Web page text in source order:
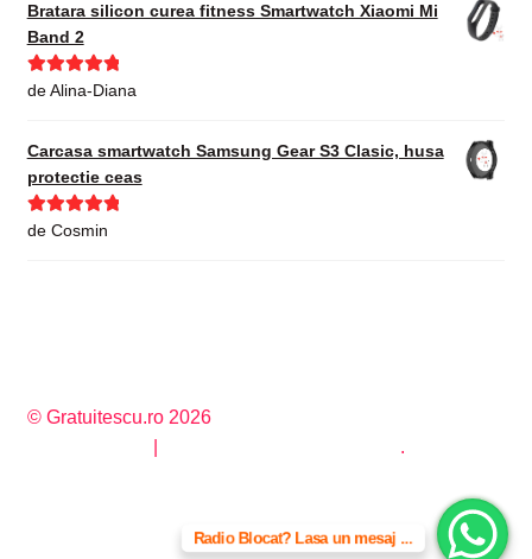
Bratara silicon curea fitness Smartwatch Xiaomi Mi
Band 2
Evaluat la5
de Alina-Diana
Carcasa smartwatch Samsung Gear S3 Clasic, husa
protectie ceas
Evaluat la5
de Cosmin
© Gratuitescu.ro 2026
.
Radio Blocat? Lasa un mesaj ...